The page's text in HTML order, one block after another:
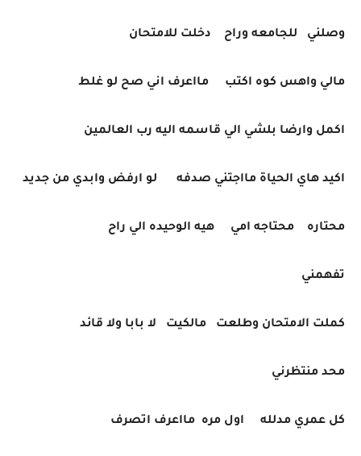
وصلني للجامعه وراح دخلت للامتحان
مالي واهس كوه اكتب مااعرف اني صح لو غلط
اكمل وارضا بلشي الي قاسمه اليه رب العالمين
اكيد هاي الحياة مااجتني صدفه لو ارفض وابدي من جديد
محتاره محتاجه امي هيه الوحيده الي راح
تفهمني
كملت الامتحان وطلعت مالكيت لا بابا ولا قائد
محد منتظرني
كل عمري مدلله اول مره مااعرف اتصرف